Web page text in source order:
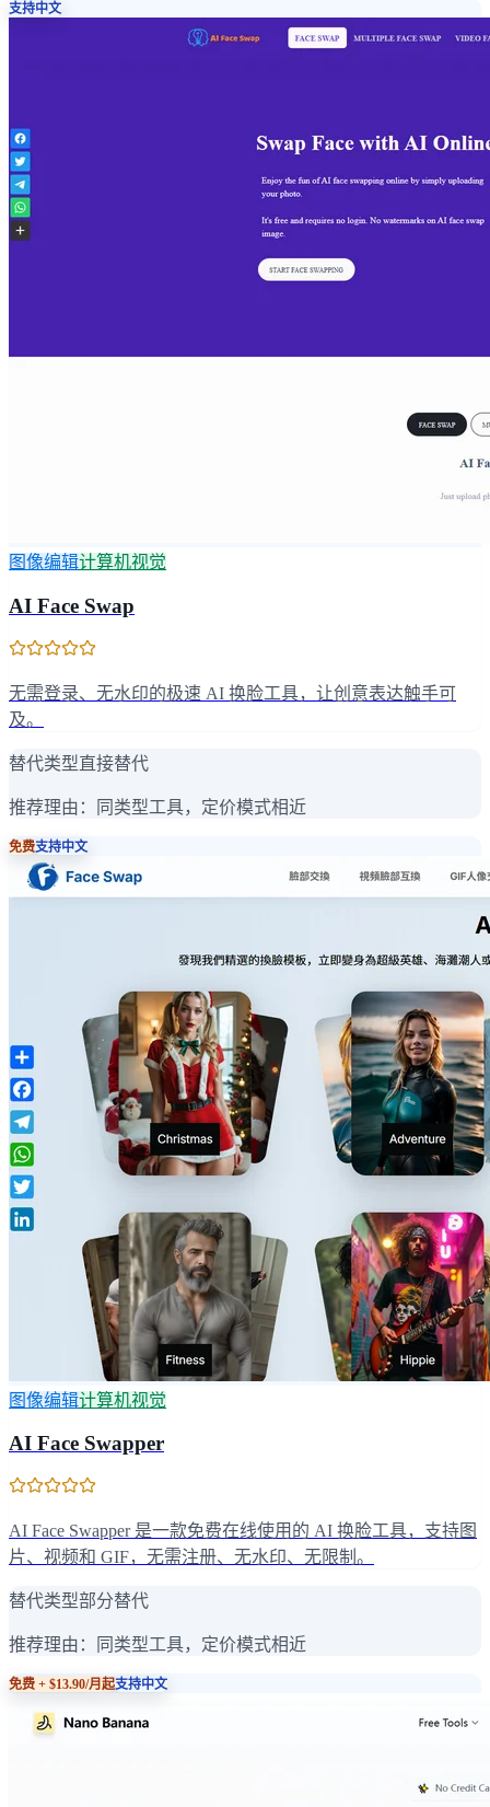
支持中文
图像编辑计算机视觉
AI Face Swap
无需登录、无水印的极速 AI 换脸工具，让创意表达触手可
及。
替代类型直接替代
推荐理由： 同类型工具，定价模式相近
免费支持中文
图像编辑计算机视觉
AI Face Swapper
AI Face Swapper 是一款免费在线使用的 AI 换脸工具，支持图
片、视频和 GIF，无需注册、无水印、无限制。
替代类型部分替代
推荐理由： 同类型工具，定价模式相近
免费 + $13.90/月起支持中文